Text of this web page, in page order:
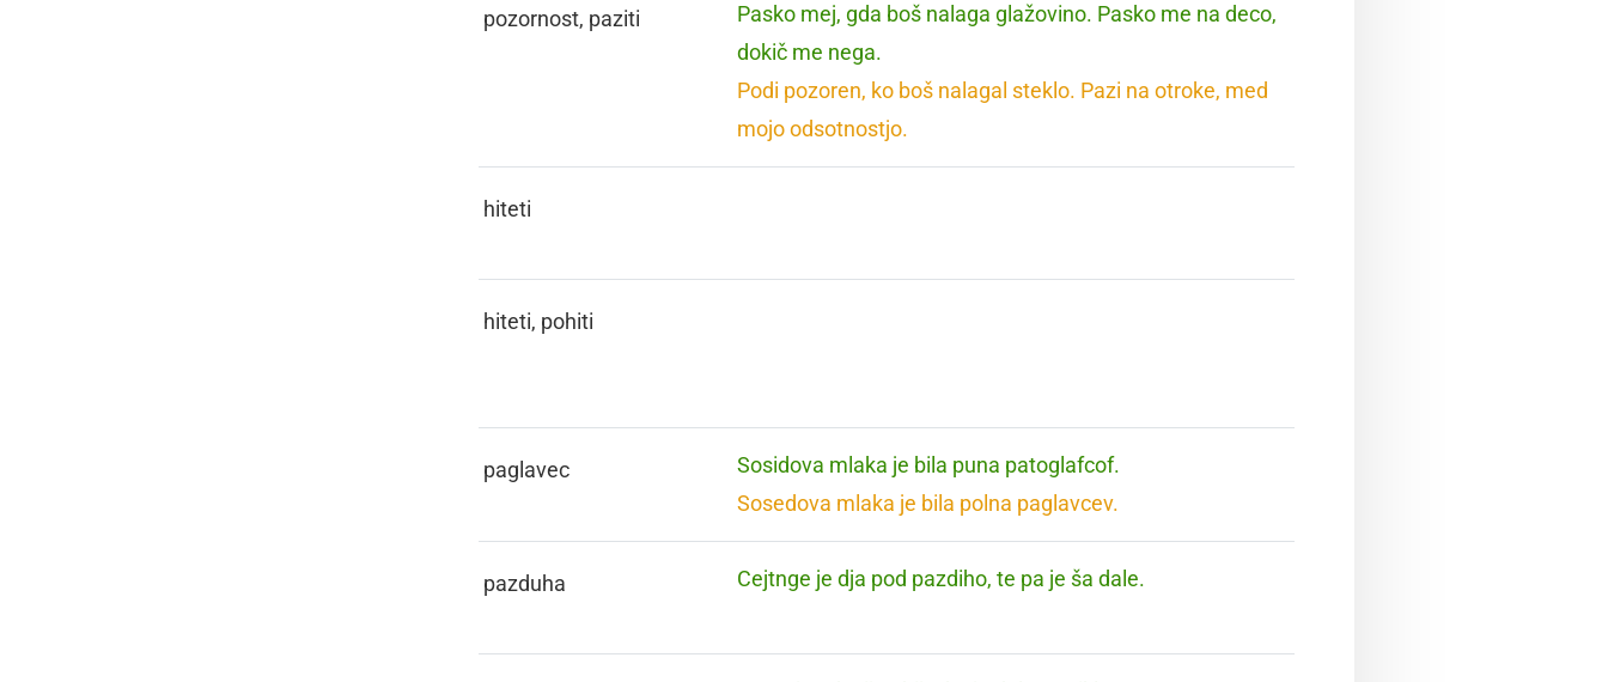
pozornost, paziti
Pasko mej, gda boš nalaga glažovino. Pasko me na deco,
dokič me nega.
Podi pozoren, ko boš nalagal steklo. Pazi na otroke, med
mojo odsotnostjo.
hiteti
hiteti, pohiti
paglavec
Sosidova mlaka je bila puna patoglafcof.
Sosedova mlaka je bila polna paglavcev.
pazduha Cejtnge je dja pod pazdiho, te pa je ša dale.